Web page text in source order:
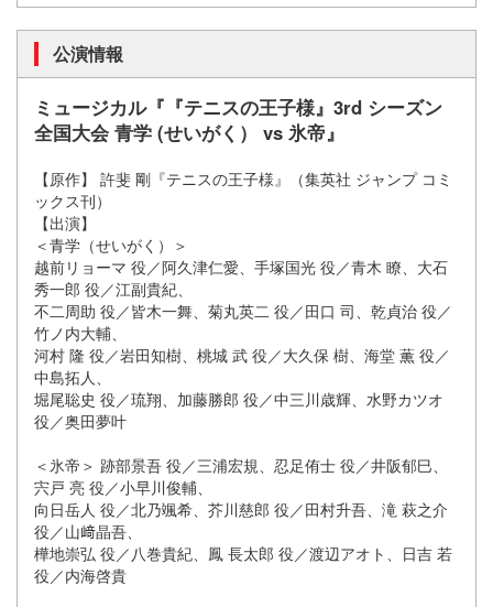
公演情報
ミュージカル『『テニスの王子様』3rd シーズン
全国大会 青学 (せいがく） vs 氷帝』
【原作】 許斐 剛『テニスの王子様』（集英社 ジャンプ コミ
ックス刊）
【出演】
＜青学（せいがく）＞
越前リョーマ 役／阿久津仁愛、手塚国光 役／青木 瞭、大石
秀一郎 役／江副貴紀、
不二周助 役／皆木一舞、菊丸英二 役／田口 司、乾貞治 役／
竹ノ内大輔、
河村 隆 役／岩田知樹、桃城 武 役／大久保 樹、海堂 薫 役／
中島拓人、
堀尾聡史 役／琉翔、加藤勝郎 役／中三川歳輝、水野カツオ
役／奥田夢叶
＜氷帝＞ 跡部景吾 役／三浦宏規、忍足侑士 役／井阪郁巳、
宍戸 亮 役／小早川俊輔、
向日岳人 役／北乃颯希、芥川慈郎 役／田村升吾、滝 萩之介
役／山﨑晶吾、
樺地崇弘 役／八巻貴紀、鳳 長太郎 役／渡辺アオト、日吉 若
役／内海啓貴